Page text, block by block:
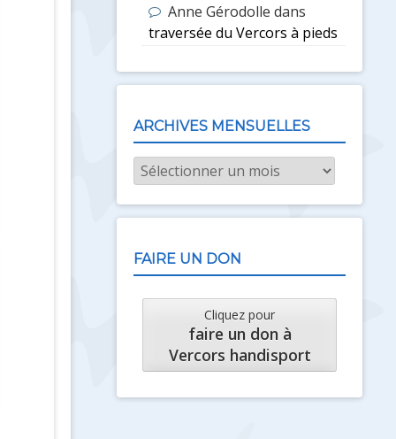
Anne Gérodolle dans
traversée du Vercors à pieds
ARCHIVES MENSUELLES
Archives
mensuelles
FAIRE UN DON
Cliquez pour
faire un don à
Vercors handisport